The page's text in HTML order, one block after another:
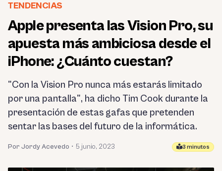
TENDENCIAS
Apple presenta las Vision Pro, su
apuesta más ambiciosa desde el
iPhone: ¿Cuánto cuestan?
"Con la Vision Pro nunca más estarás limitado
por una pantalla", ha dicho Tim Cook durante la
presentación de estas gafas que pretenden
sentar las bases del futuro de la informática.
Por Jordy Acevedo • 5 junio, 2023 3 minutos